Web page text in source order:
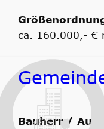
ca. 160.000,- €
Bauherr /